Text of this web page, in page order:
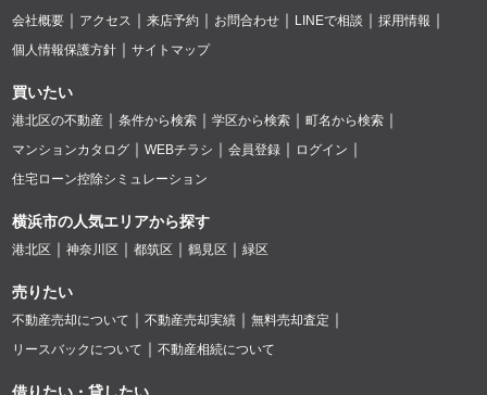
会社概要
アクセス 来店予約 お問合わせ LINEで相談
採用情報
個人情報保護方針
サイトマップ
買いたい
港北区の不動産 条件から検索 学区から検索
町名から検索
マンションカタログ
WEBチラシ 会員登録
ログイン
住宅ローン控除シミュレーション
横浜市の人気エリアから探す
港北区 神奈川区 都筑区 鶴見区 緑区
売りたい
不動産売却について 不動産売却実績
無料売却査定
リースバックについて
不動産相続について